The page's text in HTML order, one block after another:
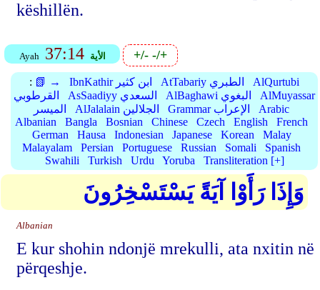
këshillën.
Ayah 37:14 الأية +/--/+
: 📗 → IbnKathir ابن كثير AtTabariy الطبري
AlQurtubi
القرطوبي
AsSaadiyy السعدي AlBaghawi البغوي
AlMuyassar
الميسر
AlJalalain الجلالين Grammar الإعراب
Arabic
Albanian
Bangla Bosnian Chinese Czech English
French
German
Hausa Indonesian Japanese Korean
Malay
Malayalam
Persian Portuguese Russian Somali
Spanish
Swahili
Turkish Urdu Yoruba Transliteration [+]
وَإِذَا رَأَوْا آيَةً يَسْتَسْخِرُونَ
Albanian
E kur shohin ndonjë mrekulli, ata nxitin në
përqeshje.